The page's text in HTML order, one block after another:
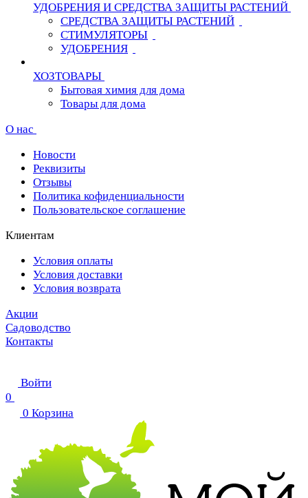
УДОБРЕНИЯ И СРЕДСТВА ЗАЩИТЫ РАСТЕНИЙ
СРЕДСТВА ЗАЩИТЫ РАСТЕНИЙ
СТИМУЛЯТОРЫ
УДОБРЕНИЯ
ХОЗТОВАРЫ
Бытовая химия для дома
Товары для дома
О нас
Новости
Реквизиты
Отзывы
Политика кофиденциальности
Пользовательское соглашение
Клиентам
Условия оплаты
Условия доставки
Условия возврата
Акции
Садоводство
Контакты
Войти
0
0 Корзина